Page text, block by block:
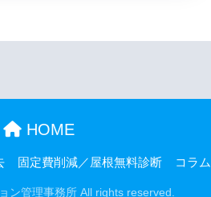
HOME
固定費削減／屋根無料診断 コラム
ン管理事務所 All rights reserved.